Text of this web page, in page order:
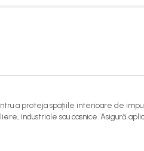
a proteja spațiile interioare de
industriale sau casnice. Asigură